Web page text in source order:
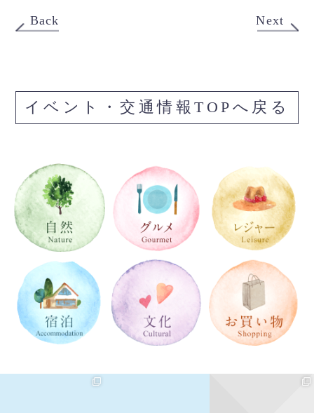
Back Next
イベント・交通情報TOPへ戻る